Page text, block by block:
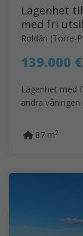
Lägenhet
med fri
Roldán (Torre-
139.000 €
Lägenhet med
andra våningen
87 m2